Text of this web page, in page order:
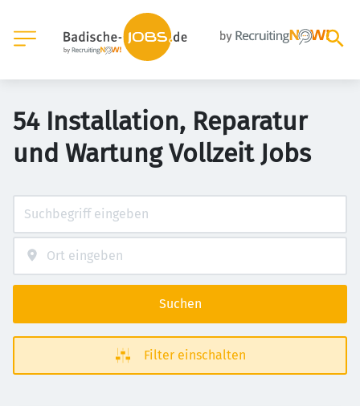
54 Installation, Reparatur
und Wartung Vollzeit Jobs
Suchen
Filter einschalten